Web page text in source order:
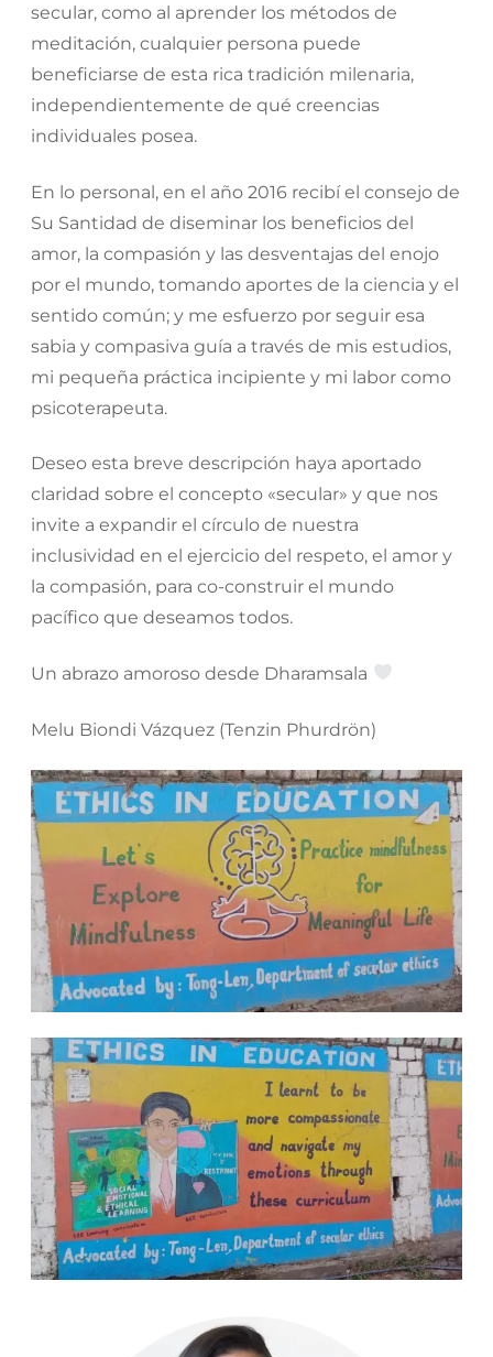
secular, como al aprender los métodos de
meditación, cualquier persona puede
beneficiarse de esta rica tradición milenaria,
independientemente de qué creencias
individuales posea.
En lo personal, en el año 2016 recibí el consejo de
Su Santidad de diseminar los beneficios del
amor, la compasión y las desventajas del enojo
por el mundo, tomando aportes de la ciencia y el
sentido común; y me esfuerzo por seguir esa
sabia y compasiva guía a través de mis estudios,
mi pequeña práctica incipiente y mi labor como
psicoterapeuta.
Deseo esta breve descripción haya aportado
claridad sobre el concepto «secular» y que nos
invite a expandir el círculo de nuestra
inclusividad en el ejercicio del respeto, el amor y
la compasión, para co-construir el mundo
pacífico que deseamos todos.
Un abrazo amoroso desde Dharamsala
Melu Biondi Vázquez (Tenzin Phurdrön)